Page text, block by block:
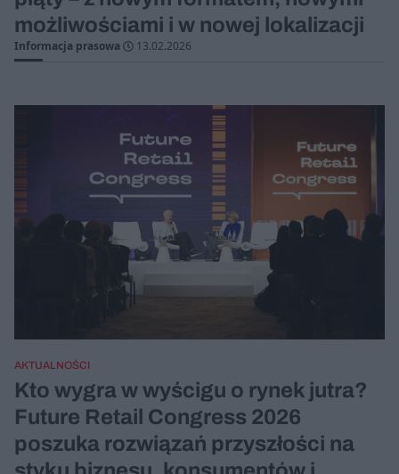
możliwościami i w nowej lokalizacji
Informacja prasowa 13.02.2026
AKTUALNOŚCI
Kto wygra w wyścigu o rynek jutra?
Future Retail Congress 2026
poszuka rozwiązań przyszłości na